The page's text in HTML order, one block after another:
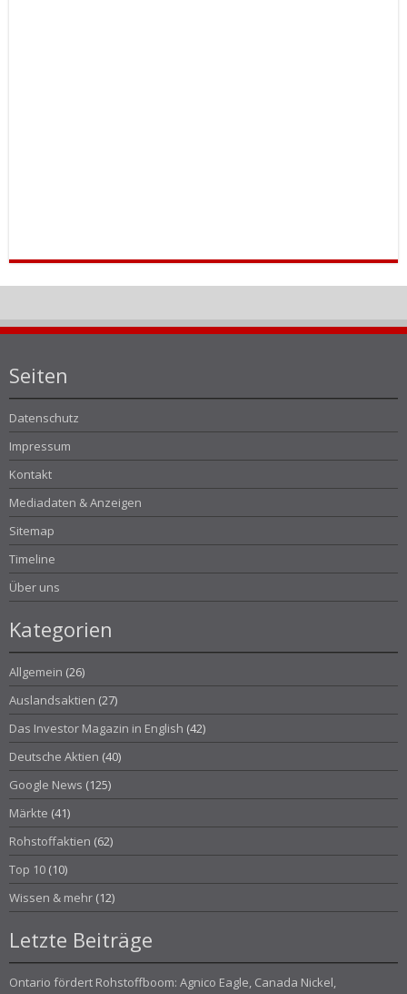
Seiten
Datenschutz
Impressum
Kontakt
Mediadaten & Anzeigen
Sitemap
Timeline
Über uns
Kategorien
Allgemein (26)
Auslandsaktien (27)
Das Investor Magazin in English (42)
Deutsche Aktien (40)
Google News (125)
Märkte (41)
Rohstoffaktien (62)
Top 10 (10)
Wissen & mehr (12)
Letzte Beiträge
Ontario fördert Rohstoffboom: Agnico Eagle, Canada Nickel,